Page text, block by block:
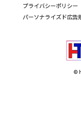
プライバシーポリシー
パーソナライズド広告
©